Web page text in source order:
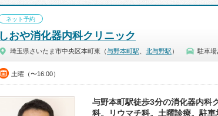
ネット予約
しおや消化器内科クリニック
埼玉県さいたま市中央区本町東（与野本町駅 北与野駅 ） 駐車場
土曜（〜16:00）
与野本町駅徒歩3分の消化器内科
科。リウマチ科。土曜診療。駐車